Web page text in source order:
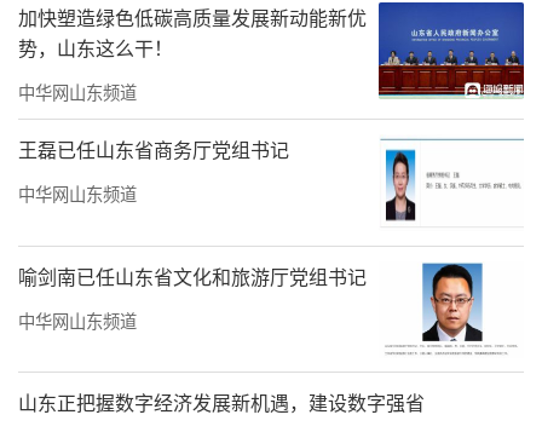
加快塑造绿色低碳高质量发展新动能新优
势，山东这么干！
中华网山东频道
王磊已任山东省商务厅党组书记
中华网山东频道
喻剑南已任山东省文化和旅游厅党组书记
中华网山东频道
山东正把握数字经济发展新机遇，建设数字强省